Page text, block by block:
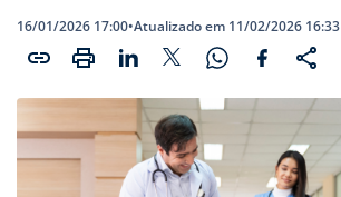
16/01/2026 17:00•Atualizado em 11/02/2026 16:33